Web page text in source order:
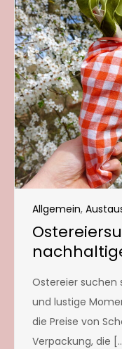
Allgemein,
Ostereier suchen
und lustige
die Preise von
Verpackung, die